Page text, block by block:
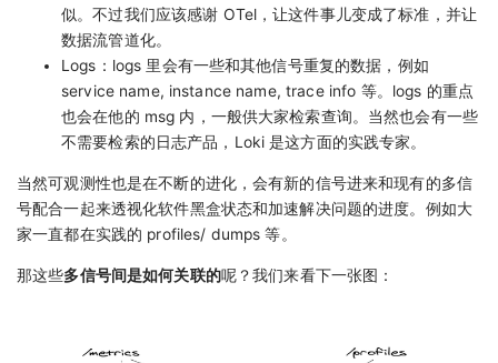
似。不过我们应该感谢 OTel，让这件事儿变成了标准，并让
数据流管道化。
Logs：logs 里会有一些和其他信号重复的数据，例如
service name, instance name, trace info 等。logs 的重点
也会在他的 msg 内，一般供大家检索查询。当然也会有一些
不需要检索的日志产品，Loki 是这方面的实践专家。
当然可观测性也是在不断的进化，会有新的信号进来和现有的多信
号配合一起来透视化软件黑盒状态和加速解决问题的进度。例如大
家一直都在实践的 profiles/ dumps 等。
那这些多信号间是如何关联的呢？我们来看下一张图：